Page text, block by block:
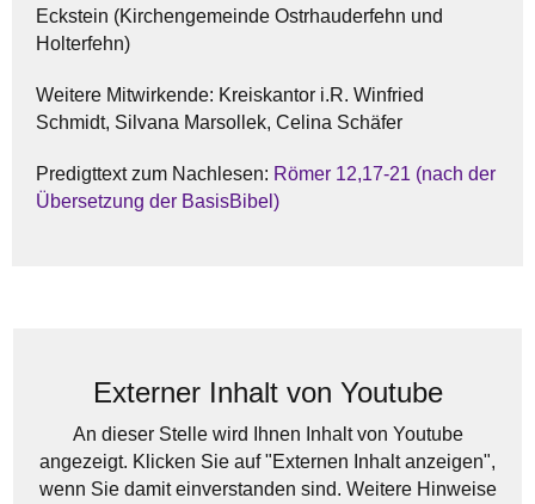
Eckstein (Kirchengemeinde Ostrhauderfehn und
Holterfehn)
Weitere Mitwirkende: Kreiskantor i.R. Winfried
Schmidt, Silvana Marsollek, Celina Schäfer
Predigttext zum Nachlesen: Römer 12,17-21 (nach der
Übersetzung der BasisBibel)
Externer Inhalt von Youtube
An dieser Stelle wird Ihnen Inhalt von Youtube
angezeigt. Klicken Sie auf "Externen Inhalt anzeigen",
wenn Sie damit einverstanden sind. Weitere Hinweise